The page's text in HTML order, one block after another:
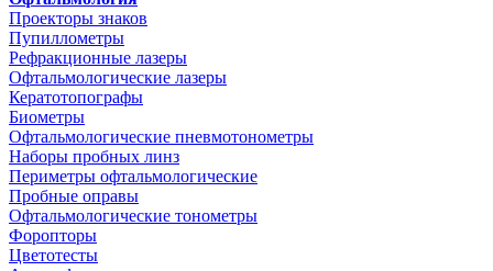
Проекторы знаков
Пупиллометры
Рефракционные лазеры
Офтальмологические лазеры
Кератотопографы
Биометры
Офтальмологические пневмотонометры
Наборы пробных линз
Периметры офтальмологические
Пробные оправы
Офтальмологические тонометры
Форопторы
Цветотесты